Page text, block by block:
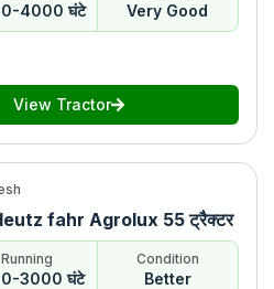
4000 घंटे Very Good
View Tractor
fahr Agrolux 55 ट्रैक्टर
Running
3000 घंटे
Condition
Better